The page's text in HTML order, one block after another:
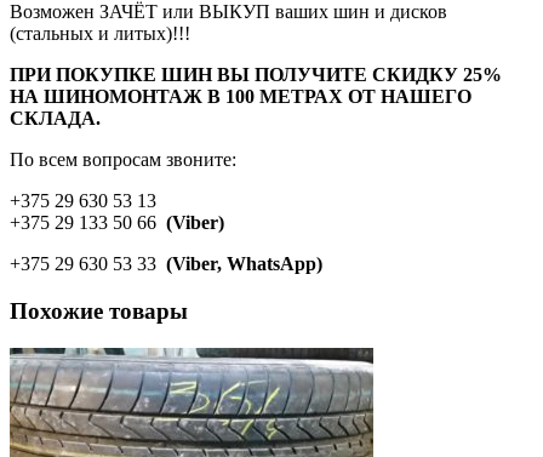
Возможен ЗАЧЁТ или ВЫКУП ваших шин и дисков
(стальных и литых)!!!
ПРИ ПОКУПКЕ ШИН ВЫ ПОЛУЧИТЕ СКИДКУ 25%
НА ШИНОМОНТАЖ В 100 МЕТРАХ ОТ НАШЕГО
СКЛАДА.
По всем вопросам звоните:
+375 29 630 53 13
+375 29 133 50 66 (Viber)
+375 29 630 53 33 (Viber, WhatsApp)
Похожие товары